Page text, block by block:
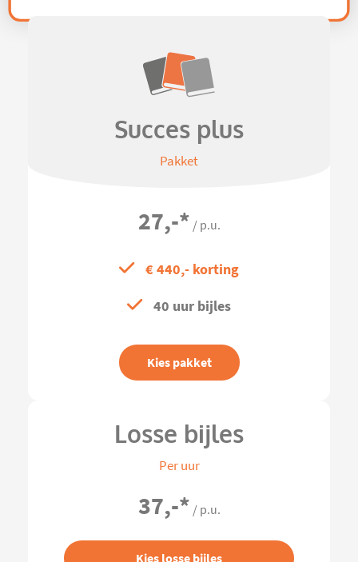
Succes plus
Pakket
27,-* / p.u.
€ 440,- korting
40 uur bijles
Kies pakket
Losse bijles
Per uur
37,-* / p.u.
Kies losse bijles